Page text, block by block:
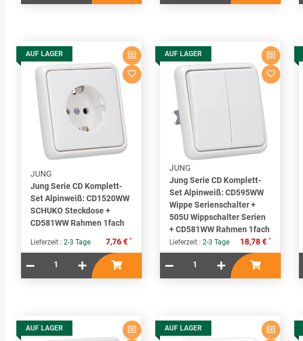
AUF LAGER
JUNG
Jung Serie CD Komplett-
Set Alpinweiß: CD1520WW
SCHUKO Steckdose +
CD581WW Rahmen 1fach
Lieferzeit : 2-3 Tage 7,76 € *
AUF LAGER
JUNG
Jung Serie CD Komplett-
Set Alpinweiß: CD595WW
Wippe Serienschalter +
505U Wippschalter Serien
+ CD581WW Rahmen 1fach
Lieferzeit : 2-3 Tage 18,78 € *
AUF LAGER AUF LAGER